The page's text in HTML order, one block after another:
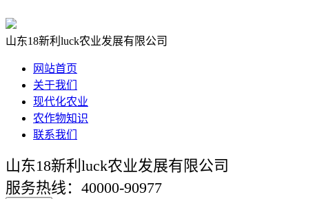
山东18新利luck农业发展有限公司
网站首页
关于我们
现代化农业
农作物知识
联系我们
山东18新利luck农业发展有限公司
服务热线：40000-90977